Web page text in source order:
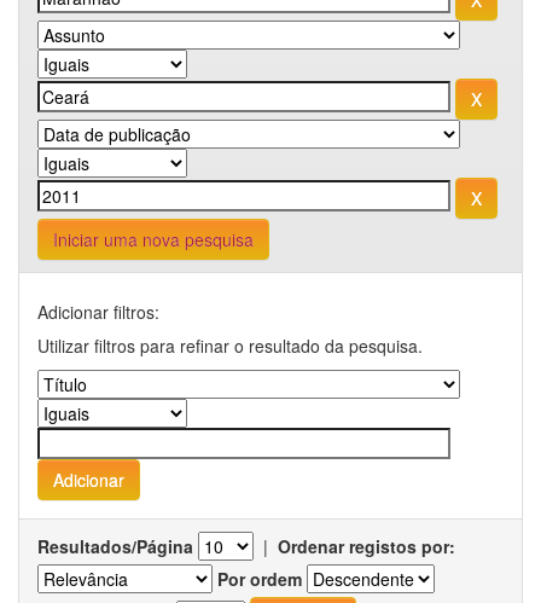
Iniciar uma nova pesquisa
Adicionar filtros:
Utilizar filtros para refinar o resultado da pesquisa.
Resultados/Página | Ordenar registos por:
Por ordem